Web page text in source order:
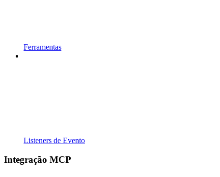
Ferramentas
Listeners de Evento
Integração MCP